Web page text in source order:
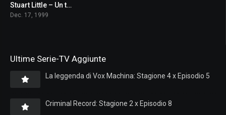
5.9
Stuart Little – Un topolino in gamba
Dec. 17, 1999
Ultime Serie-TV Aggiunte
La leggenda di Vox Machina: Stagione 4 x Episodio 5
Criminal Record: Stagione 2 x Episodio 8